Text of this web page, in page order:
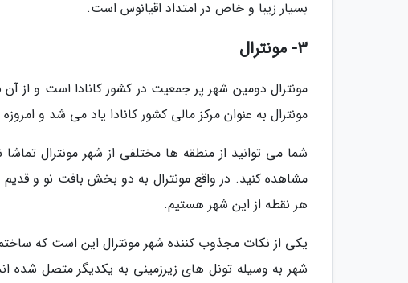
بسیار زیبا و خاص در امتداد اقیانوس است.
3- مونترال
مونترال به عنوان مرکز مالی کشور کانادا یاد می شد و
شما می توانید از منطقه ها مختلفی از شهر مونترال
مشاهده کنید. در واقع مونترال به دو بخش بافت نو و
هر نقطه از این شهر هستیم.
یکی از نکات مجذوب کننده شهر مونترال این است که
شهر به وسیله تونل های زیرزمینی به یکدیگر متصل شده